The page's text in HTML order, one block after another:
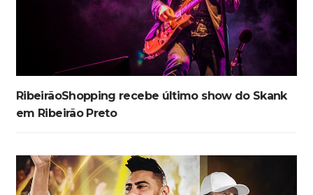
RibeirãoShopping recebe último show do Skank
em Ribeirão Preto